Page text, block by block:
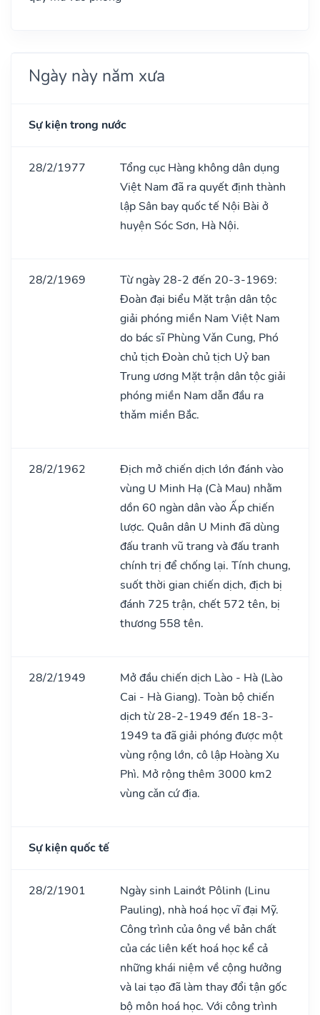
Ngày này năm xưa
Sự kiện trong nước
28/2/1977
Tổng cục Hàng không dân dụng
Việt Nam đã ra quyết định thành
lập Sân bay quốc tế Nội Bài ở
huyện Sóc Sơn, Hà Nội.
28/2/1969
Từ ngày 28-2 đến 20-3-1969:
Đoàn đại biểu Mặt trận dân tộc
giải phóng miền Nam Việt Nam
do bác sĩ Phùng Vǎn Cung, Phó
chủ tịch Đoàn chủ tịch Uỷ ban
Trung ương Mặt trận dân tộc giải
phóng miền Nam dẫn đầu ra
thǎm miền Bắc.
28/2/1962
Địch mở chiến dịch lớn đánh vào
vùng U Minh Hạ (Cà Mau) nhằm
dồn 60 ngàn dân vào Ấp chiến
lược. Quân dân U Minh đã dùng
đấu tranh vũ trang và đấu tranh
chính trị để chống lại. Tính chung,
suốt thời gian chiến dịch, địch bị
đánh 725 trận, chết 572 tên, bị
thương 558 tên.
28/2/1949
Mở đầu chiến dịch Lào - Hà (Lào
Cai - Hà Giang). Toàn bộ chiến
dịch từ 28-2-1949 đến 18-3-
1949 ta đã giải phóng được một
vùng rộng lớn, cô lập Hoàng Xu
Phì. Mở rộng thêm 3000 km2
vùng cǎn cứ địa.
Sự kiện quốc tế
28/2/1901
Ngày sinh Lainớt Pôlinh (Linu
Pauling), nhà hoá học vĩ đại Mỹ.
Công trình của ông về bản chất
của các liên kết hoá học kể cả
những khái niệm về cộng hưởng
và lai tạo đã làm thay đổi tận gốc
bộ môn hoá học. Với công trình